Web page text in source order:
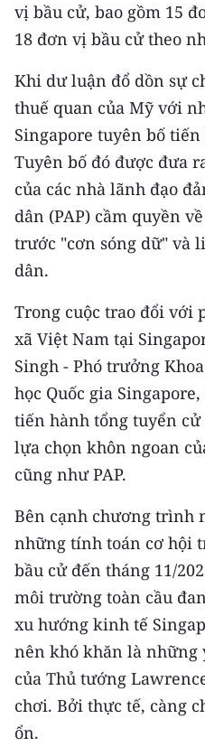
TIN MỚI
TIN ĐỊA PHƯƠNG
Trung du và miền núi
Đồng bằng sông Hồng
Bắc Trung Bộ
Duyên hải Nam Trung
Nguyên
Đông Nam Bộ
Đồng bằng sông Cửu
Chuyên trang Hà Nội
Chuyên trang TP. Hồ Chí
CHUYÊN ĐỀ
CÁC CHUYÊN TRANG
VỀ BÁO NHÂN DÂN
THỜI NAY
NHÂN DÂN CUỐI TUẦN
NHÂN DÂN HẰNG THÁNG
MUA BÁO
vị bầu cử, bao gồm 15
18 đơn vị bầu cử theo
Khi dư luận đổ dồn sự
thuế quan của Mỹ với
Singapore tuyên bố
Tuyên bố đó được đưa
của các nhà lãnh đạo
dân (PAP) cầm quyền
trước "cơn sóng dữ" và
dân.
Trong cuộc trao đổi với
xã Việt Nam tại
Singh - Phó trưởng
học Quốc gia
tiến hành tổng tuyển
lựa chọn khôn ngoan
cũng như PAP.
Bên cạnh chương trình
những tính toán cơ hội
bầu cử đến tháng 11/
môi trường toàn cầu
xu hướng kinh tế
nên khó khăn là những
của Thủ tướng
chơi. Bởi thực tế, càng
ổn.